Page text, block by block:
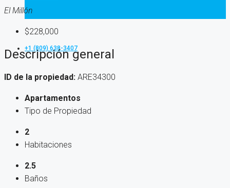
+1 (809) 638-3407
El Millón
$228,000
Descripción general
ID de la propiedad: ARE34300
Apartamentos
Tipo de Propiedad
2
Habitaciones
2.5
Baños